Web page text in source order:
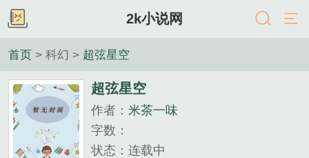
2k小说网
首页 > 科幻 > 超弦星空
超弦星空
作者： 米茶一味
字数：
状态：连载中